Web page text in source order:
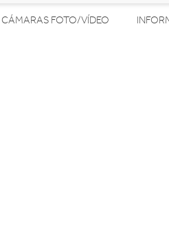
CÁMARAS FOTO/VÍDEO